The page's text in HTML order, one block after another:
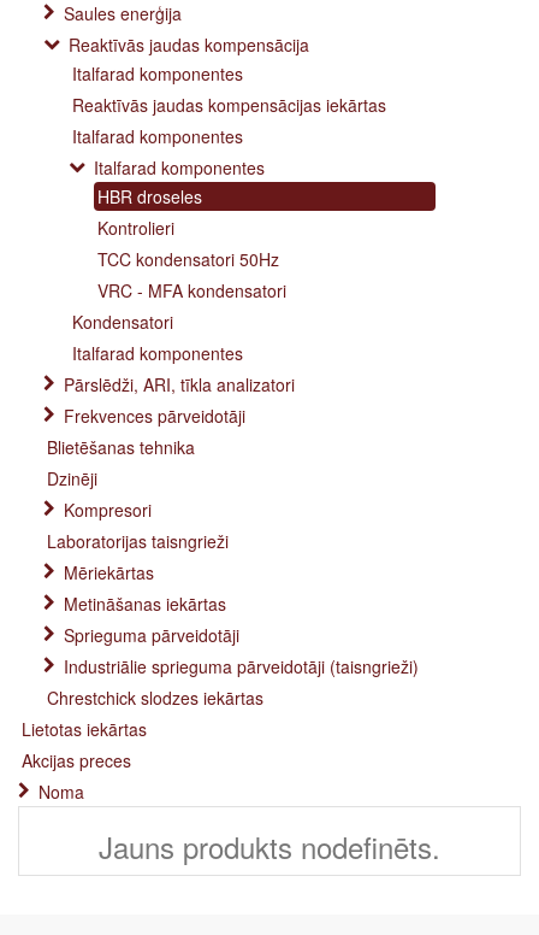
Saules enerģija
Reaktīvās jaudas kompensācija
Italfarad komponentes
Reaktīvās jaudas kompensācijas iekārtas
Italfarad komponentes
Italfarad komponentes
HBR droseles
Kontrolieri
TCC kondensatori 50Hz
VRC - MFA kondensatori
Kondensatori
Italfarad komponentes
Pārslēdži, ARI, tīkla analizatori
Frekvences pārveidotāji
Blietēšanas tehnika
Dzinēji
Kompresori
Laboratorijas taisngrieži
Mēriekārtas
Metināšanas iekārtas
Sprieguma pārveidotāji
Industriālie sprieguma pārveidotāji (taisngrieži)
Chrestchick slodzes iekārtas
Lietotas iekārtas
Akcijas preces
Noma
Jauns produkts nodefinēts.